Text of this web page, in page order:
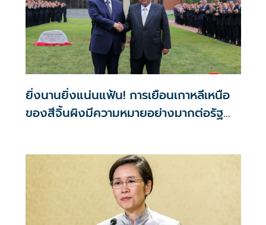
ยิ่งนานยิ่งแน่นแฟ้น! การเยือนเกาหลีเหนือ
ของสีจิ้นผิงมีความหมายอย่างมากต่อรัฐ